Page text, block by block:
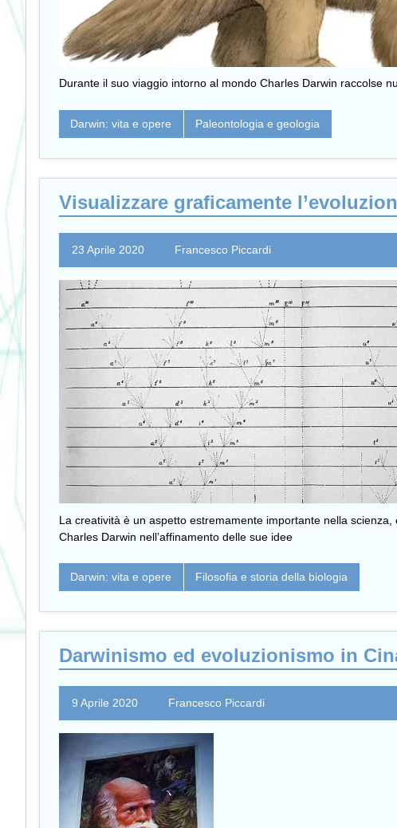
Durante il suo viaggio intorno al mondo Charles Darwin raccolse
Darwin: vita e opere Paleontologia e geologia
Visualizzare graficamente
23 Aprile 2020 Francesco Piccardi
La creatività è un aspetto estremamente importante nella
Charles Darwin nell’affinamento delle sue idee
Darwin: vita e opere Filosofia e storia della biologia
Darwinismo ed evoluzionismo in
9 Aprile 2020 Francesco Piccardi